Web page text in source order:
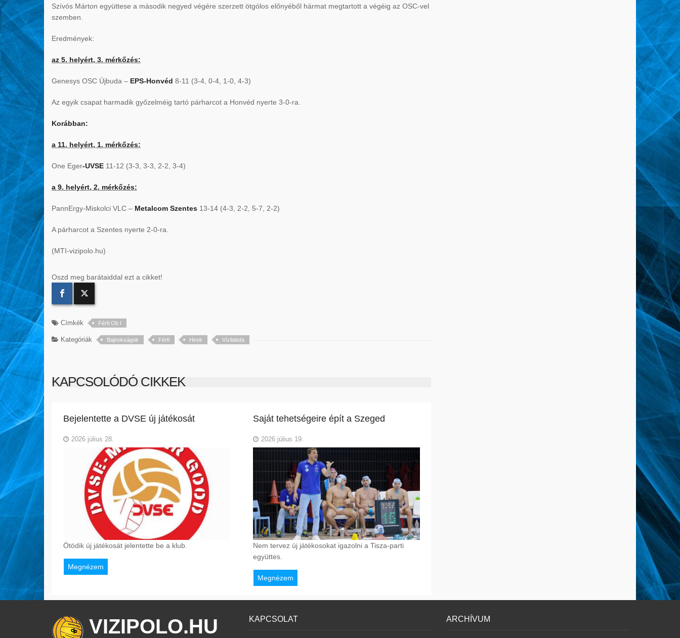
Szívós Márton együttese a második negyed végére szerzett ötgólos előnyéből hármat megtartott a végéig az OSC-vel
szemben.
Eredmények:
az 5. helyért, 3. mérkőzés:
Genesys OSC Újbuda – EPS-Honvéd 8-11 (3-4, 0-4, 1-0, 4-3)
Az egyik csapat harmadik győzelméig tartó párharcot a Honvéd nyerte 3-0-ra.
Korábban:
a 11. helyért, 1. mérkőzés:
One Eger-UVSE 11-12 (3-3, 3-3, 2-2, 3-4)
a 9. helyért, 2. mérkőzés:
PannErgy-Miskolci VLC – Metalcom Szentes 13-14 (4-3, 2-2, 5-7, 2-2)
A párharcot a Szentes nyerte 2-0-ra.
(MTI-vizipolo.hu)
Oszd meg barátaiddal ezt a cikket!
Címkék Férfi Ob I
Kategóriák Bajnokságok Férfi Hirek Vízilabda
KAPCSOLÓDÓ CIKKEK
Bejelentette a DVSE új játékosát
2026 július 28.
Ötödik új játékosát jelentette be a klub.
Megnézem
Saját tehetségeire épít a Szeged
2026 július 19.
Nem tervez új játékosokat igazolni a Tisza-parti
együttes.
Megnézem
VIZIPOLO.HU KAPCSOLAT ARCHÍVUM